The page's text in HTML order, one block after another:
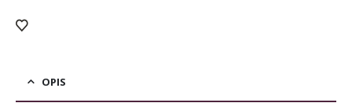
OPIS